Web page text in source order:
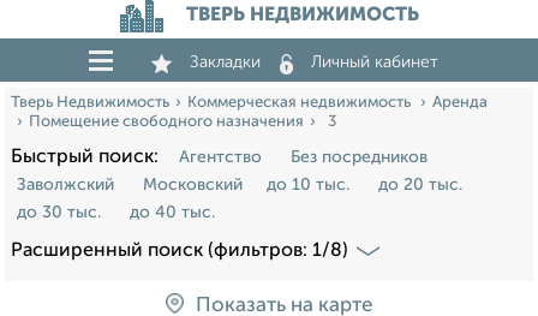
ТВЕРЬ НЕДВИЖИМОСТЬ
Закладки Личный кабинет
Тверь Недвижимость Коммерческая недвижимость
Аренда
Помещение свободного назначения
3
Быстрый поиск: Агентство
Без посредников
Заволжский
Московский до 10 тыс.
до 20 тыс.
до 30 тыс.
до 40 тыс.
Расширенный поиск (фильтров: 1/8)
Показать на карте